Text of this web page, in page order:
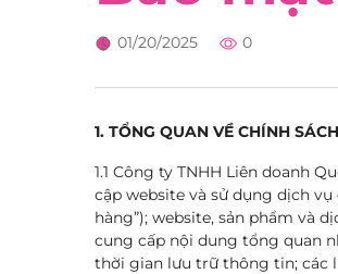
01/20/2025 0
1. TỔNG QUAN VỀ CHÍNH
1.1 Công ty TNHH Liên doanh
cập website và sử dụng dịch vụ
hàng”); website, sản phẩm và
cung cấp nội dung tổng quan
thời gian lưu trữ thông tin; các